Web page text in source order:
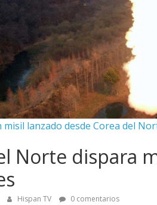
misil lanzado desde Corea del
Norte dispara
Hispan TV 0 comentarios